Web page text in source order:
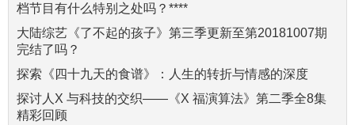
档节目有什么特别之处吗？****
大陆综艺《了不起的孩子》第三季更新至第20181007期
完结了吗？
探索《四十九天的食谱》：人生的转折与情感的深度
探讨人X 与科技的交织——《X 福演算法》第二季全8集
精彩回顾